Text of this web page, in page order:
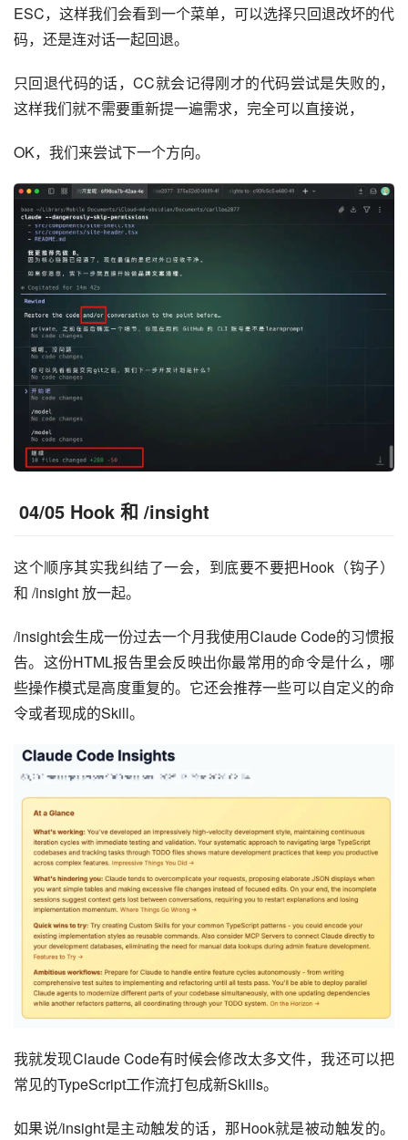
ESC，这样我们会看到一个菜单，可以选择只回退改坏的代
码，还是连对话一起回退。
只回退代码的话，CC就会记得刚才的代码尝试是失败的，
这样我们就不需要重新提一遍需求，完全可以直接说，
OK，我们来尝试下一个方向。
04/05 Hook 和 /insight
这个顺序其实我纠结了一会，到底要不要把Hook（钩子）
和 /insight 放一起。
/insight会生成一份过去一个月我使用Claude Code的习惯报
告。这份HTML报告里会反映出你最常用的命令是什么，哪
些操作模式是高度重复的。它还会推荐一些可以自定义的命
令或者现成的Skill。
我就发现Claude Code有时候会修改太多文件，我还可以把
常见的TypeScript工作流打包成新Skills。
如果说/insight是主动触发的话，那Hook就是被动触发的。